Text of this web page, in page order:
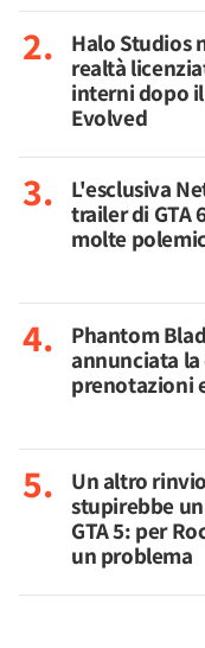
Halo Studios
realtà
interni dopo
Evolved
L'esclusiva
trailer di GTA
molte
Phantom
annunciata
prenotazioni
Un altro
stupirebbe
GTA 5: per
un problema